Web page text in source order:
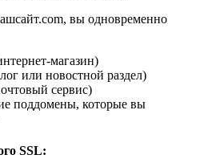
вы одновременно
магазин)
или новостной раздел)
сервис)
поддомены, которые вы
SSL: